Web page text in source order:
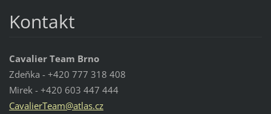
Kontakt
Cavalier Team Brno
Zdeňka - +420 777 318 408
Mirek - +420 603 447 444
CavalierTeam@atlas.cz